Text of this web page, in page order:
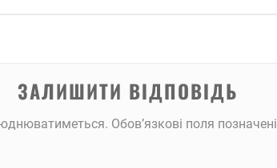
ЗАЛИШИТИ ВІДПОВІДЬ
Обов’язкові поля позначені